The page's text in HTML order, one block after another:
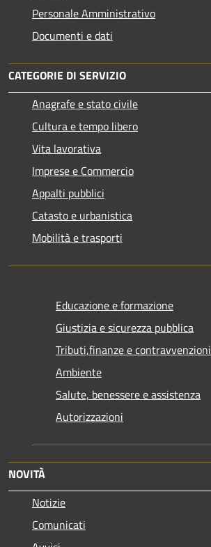
Personale Amministrativo
Documenti e dati
CATEGORIE DI SERVIZIO
Anagrafe e stato civile
Cultura e tempo libero
Vita lavorativa
Imprese e Commercio
Appalti pubblici
Catasto e urbanistica
Mobilità e trasporti
Educazione e formazione
Giustizia e sicurezza pubblica
Tributi,finanze e contravvenzioni
Ambiente
Salute, benessere e assistenza
Autorizzazioni
NOVITÀ
Notizie
Comunicati